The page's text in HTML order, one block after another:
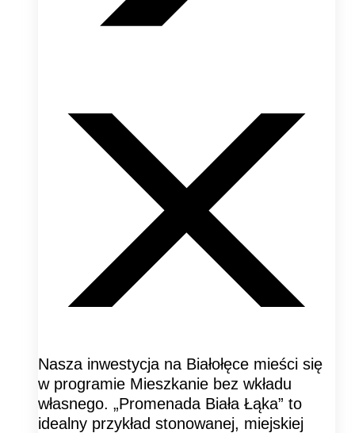
Nasza inwestycja na Białołęce mieści się
w programie Mieszkanie bez wkładu
własnego. „Promenada Biała Łąka” to
idealny przykład stonowanej, miejskiej